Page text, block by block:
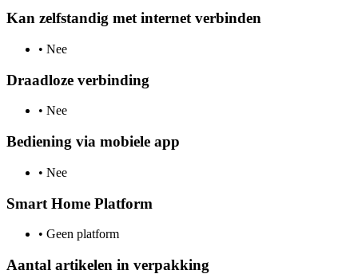
Kan zelfstandig met internet verbinden
• Nee
Draadloze verbinding
• Nee
Bediening via mobiele app
• Nee
Smart Home Platform
• Geen platform
Aantal artikelen in verpakking